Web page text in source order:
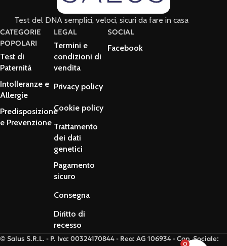
Test del DNA semplici, veloci, sicuri da fare in casa
CATEGORIE
POPOLARI
Test di
Paternità
Intolleranze e
Allergie
Predisposizione
e Prevenzione
LEGAL
Termini e
condizioni di
vendita
Privacy policy
Cookie policy
Trattamento
dei dati
genetici
Pagamento
sicuro
Consegna
Diritto di
recesso
SOCIAL
Facebook
© Salus S.R.L. - P. Iva: 00324170844 - Rea: AG 106934 - Cap. Sociale:
0